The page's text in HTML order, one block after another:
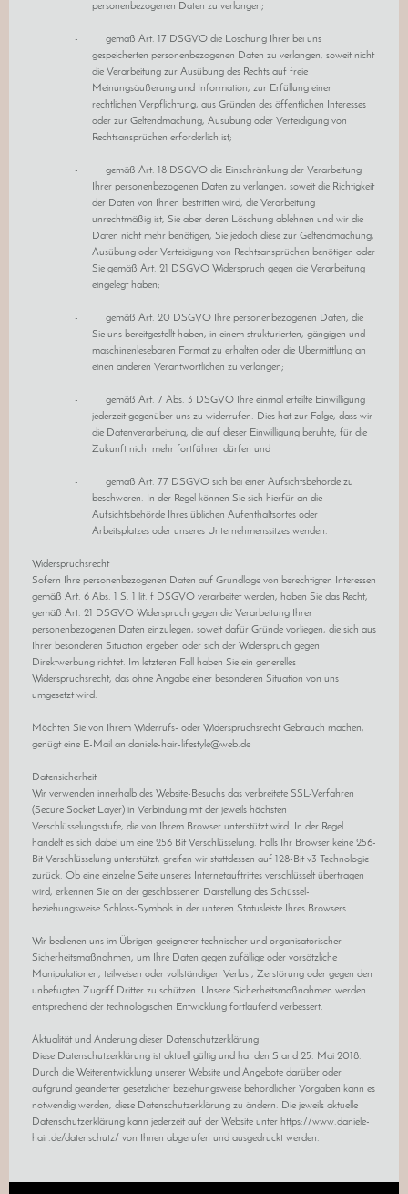
personenbezogenen Daten zu verlangen;
- gemäß Art. 17 DSGVO die Löschung Ihrer bei uns
gespeicherten personenbezogenen Daten zu verlangen, soweit nicht
die Verarbeitung zur Ausübung des Rechts auf freie
Meinungsäußerung und Information, zur Erfüllung einer
rechtlichen Verpflichtung, aus Gründen des öffentlichen Interesses
oder zur Geltendmachung, Ausübung oder Verteidigung von
Rechtsansprüchen erforderlich ist;
- gemäß Art. 18 DSGVO die Einschränkung der Verarbeitung
Ihrer personenbezogenen Daten zu verlangen, soweit die Richtigkeit
der Daten von Ihnen bestritten wird, die Verarbeitung
unrechtmäßig ist, Sie aber deren Löschung ablehnen und wir die
Daten nicht mehr benötigen, Sie jedoch diese zur Geltendmachung,
Ausübung oder Verteidigung von Rechtsansprüchen benötigen oder
Sie gemäß Art. 21 DSGVO Widerspruch gegen die Verarbeitung
eingelegt haben;
- gemäß Art. 20 DSGVO Ihre personenbezogenen Daten, die
Sie uns bereitgestellt haben, in einem strukturierten, gängigen und
maschinenlesebaren Format zu erhalten oder die Übermittlung an
einen anderen Verantwortlichen zu verlangen;
- gemäß Art. 7 Abs. 3 DSGVO Ihre einmal erteilte Einwilligung
jederzeit gegenüber uns zu widerrufen. Dies hat zur Folge, dass wir
die Datenverarbeitung, die auf dieser Einwilligung beruhte, für die
Zukunft nicht mehr fortführen dürfen und
- gemäß Art. 77 DSGVO sich bei einer Aufsichtsbehörde zu
beschweren. In der Regel können Sie sich hierfür an die
Aufsichtsbehörde Ihres üblichen Aufenthaltsortes oder
Arbeitsplatzes oder unseres Unternehmenssitzes wenden.
Widerspruchsrecht
Sofern Ihre personenbezogenen Daten auf Grundlage von berechtigten Interessen
gemäß Art. 6 Abs. 1 S. 1 lit. f DSGVO verarbeitet werden, haben Sie das Recht,
gemäß Art. 21 DSGVO Widerspruch gegen die Verarbeitung Ihrer
personenbezogenen Daten einzulegen, soweit dafür Gründe vorliegen, die sich aus
Ihrer besonderen Situation ergeben oder sich der Widerspruch gegen
Direktwerbung richtet. Im letzteren Fall haben Sie ein generelles
Widerspruchsrecht, das ohne Angabe einer besonderen Situation von uns
umgesetzt wird.
Möchten Sie von Ihrem Widerrufs- oder Widerspruchsrecht Gebrauch machen,
genügt eine E-Mail an daniele-hair-lifestyle@web.de
Datensicherheit
Wir verwenden innerhalb des Website-Besuchs das verbreitete SSL-Verfahren
(Secure Socket Layer) in Verbindung mit der jeweils höchsten
Verschlüsselungsstufe, die von Ihrem Browser unterstützt wird. In der Regel
handelt es sich dabei um eine 256 Bit Verschlüsselung. Falls Ihr Browser keine 256-
Bit Verschlüsselung unterstützt, greifen wir stattdessen auf 128-Bit v3 Technologie
zurück. Ob eine einzelne Seite unseres Internetauftrittes verschlüsselt übertragen
wird, erkennen Sie an der geschlossenen Darstellung des Schüssel-
beziehungsweise Schloss-Symbols in der unteren Statusleiste Ihres Browsers.
Wir bedienen uns im Übrigen geeigneter technischer und organisatorischer
Sicherheitsmaßnahmen, um Ihre Daten gegen zufällige oder vorsätzliche
Manipulationen, teilweisen oder vollständigen Verlust, Zerstörung oder gegen den
unbefugten Zugriff Dritter zu schützen. Unsere Sicherheitsmaßnahmen werden
entsprechend der technologischen Entwicklung fortlaufend verbessert.
Aktualität und Änderung dieser Datenschutzerklärung
Diese Datenschutzerklärung ist aktuell gültig und hat den Stand 25. Mai 2018.
Durch die Weiterentwicklung unserer Website und Angebote darüber oder
aufgrund geänderter gesetzlicher beziehungsweise behördlicher Vorgaben kann es
notwendig werden, diese Datenschutzerklärung zu ändern. Die jeweils aktuelle
Datenschutzerklärung kann jederzeit auf der Website unter https://www.daniele-
hair.de/datenschutz/ von Ihnen abgerufen und ausgedruckt werden.